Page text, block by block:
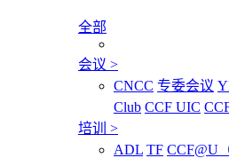
全部
会议 >
CNCC 专委会议
Club CCF UIC
培训 >
ADL TF CCF@U